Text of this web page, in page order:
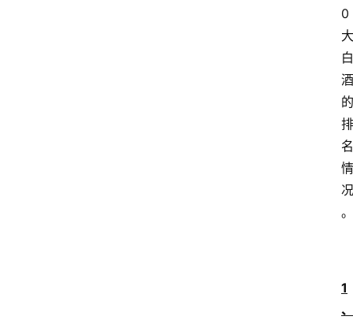
0
大
白
酒
的
排
名
情
况
。
1
、